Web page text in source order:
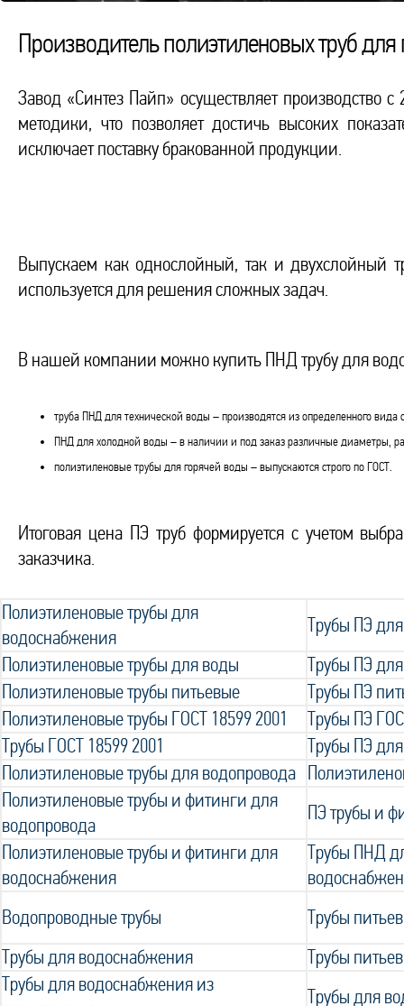
Производитель полиэтиленовых труб
Завод «Синтез Пайп» осуществляет производство
методики, что позволяет достичь высоких
исключает поставку бракованной продукции.
Выпускаем как однослойный, так и двухслойный
используется для решения сложных задач.
В нашей компании можно купить ПНД трубу для
труба ПНД для технической воды – производятся из определенного
ПНД для холодной воды – в наличии и под заказ различные диаметры,
полиэтиленовые трубы для горячей воды – выпускаются строго по ГОСТ.
Итоговая цена ПЭ труб формируется с учетом
заказчика.
Полиэтиленовые трубы для
водоснабжения
Трубы ПЭ
Полиэтиленовые трубы для воды
Трубы ПЭ
Полиэтиленовые трубы питьевые
Трубы ПЭ
Полиэтиленовые трубы ГОСТ 18599 2001
Трубы ПЭ
Трубы ГОСТ 18599 2001
Трубы ПЭ
Полиэтиленовые трубы для водопровода
Полиэтиленовые трубы и фитинги для
водопровода
ПЭ трубы и
Полиэтиленовые трубы и фитинги для
водоснабжения
Трубы ПНД
Водопроводные трубы
Трубы
Трубы для водоснабжения
Трубы
Трубы для водоснабжения из
Трубы для